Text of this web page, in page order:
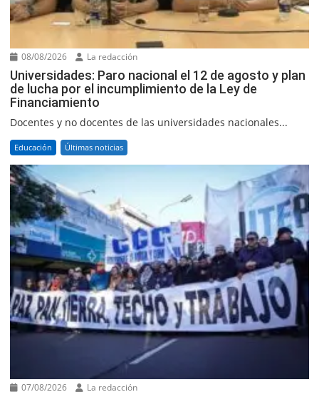
08/08/2026 La redacción
Universidades: Paro nacional el 12 de agosto y plan
de lucha por el incumplimiento de la Ley de
Financiamiento
Docentes y no docentes de las universidades nacionales...
Educación Últimas noticias
07/08/2026 La redacción